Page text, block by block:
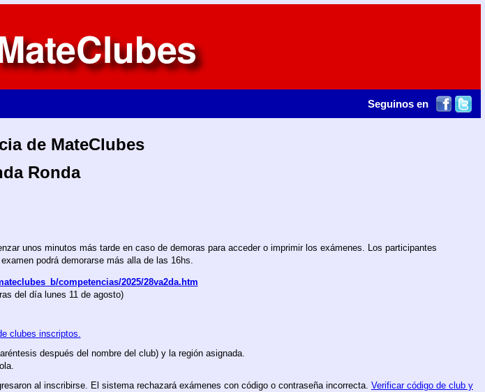
Seguinos en
de MateClubes
Ronda
unos minutos más tarde en caso de demoras para acceder o imprimir los exámenes. Los participantes
podrá demorarse más alla de las 16hs.
competencias/2025/28va2da.htm
del día lunes 11 de agosto)
clubes inscriptos.
después del nombre del club) y la región asignada.
al inscribirse. El sistema rechazará exámenes con código o contraseña incorrecta. Verificar código de club y